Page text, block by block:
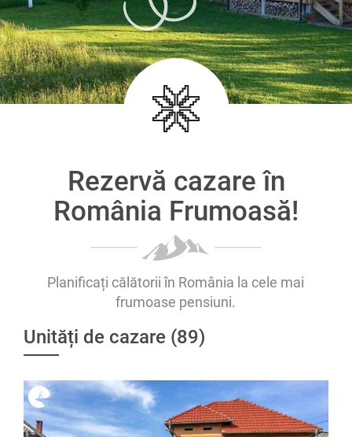
Rezervă cazare în
România Frumoasă!
Planificați călătorii în România la cele mai
frumoase pensiuni.
Unități de cazare (89)